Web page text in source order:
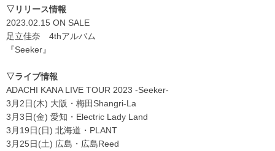
▽リリース情報
2023.02.15 ON SALE
足立佳奈 4thアルバム
『Seeker』
▽ライブ情報
ADACHI KANA LIVE TOUR 2023 -Seeker-
3月 2日(木) 大阪・梅田 Shangri-La
3月3日(金) 愛知・ Electric Lady Land
3月 19日(日) 北海道・ PLANT
3月 25日(土) 広島・広島Reed